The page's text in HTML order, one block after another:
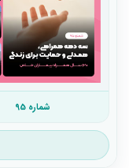
شماره 95